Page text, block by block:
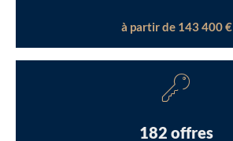
à partir de 143 400 €
182 offres